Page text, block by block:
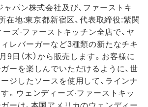
ャパン株式会社及び、ファーストキ
在地:東京都新宿区、代表取締役:紫関
ズ·ファーストキッチン全店で、ヤ
レバーガーなど3種類の新たなチキ
9日（木）から販売します。お客様に
ーを楽しんでいただけるように、世
ジしたソースを使用して、ラインナ
。ウェンディーズ·ファーストキッ
ーは、本国アメリカのウェンディー